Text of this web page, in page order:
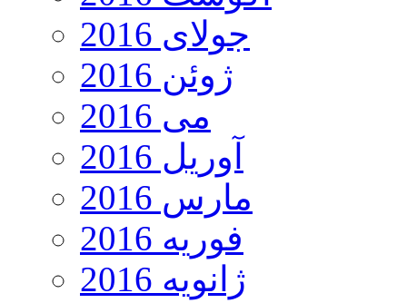
جولای 2016
ژوئن 2016
می 2016
آوریل 2016
مارس 2016
فوریه 2016
ژانویه 2016